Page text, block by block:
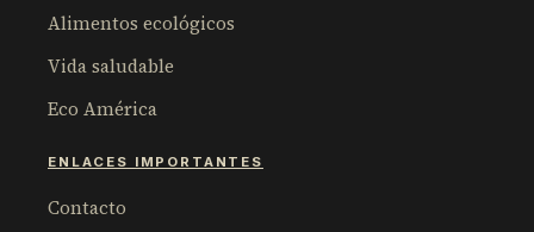
Alimentos ecológicos
Vida saludable
Eco América
ENLACES IMPORTANTES
Contacto